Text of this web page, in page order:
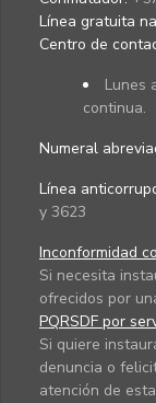
Línea gratuita
Centro de
Lunes
continua.
Numeral
Línea
y 3623
Inconformidad
Si necesita
ofrecidos por
PQRSDF por
Si quiere
denuncia o
atención de